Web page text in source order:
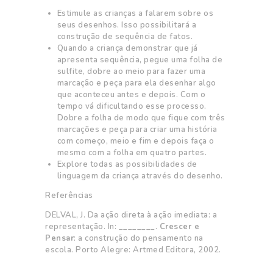
Estimule as crianças a falarem sobre os
seus desenhos. Isso possibilitará a
construção de sequência de fatos.
Quando a criança demonstrar que já
apresenta sequência, pegue uma folha de
sulfite, dobre ao meio para fazer uma
marcação e peça para ela desenhar algo
que aconteceu antes e depois. Com o
tempo vá dificultando esse processo.
Dobre a folha de modo que fique com três
marcações e peça para criar uma história
com começo, meio e fim e depois faça o
mesmo com a folha em quatro partes.
Explore todas as possibilidades de
linguagem da criança através do desenho.
Referências
DELVAL, J. Da ação direta à ação imediata: a
representação. In: ________. Crescer e
Pensar: a construção do pensamento na
escola. Porto Alegre: Artmed Editora, 2002.